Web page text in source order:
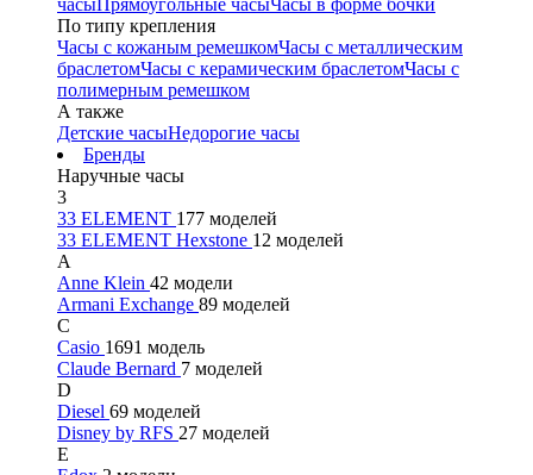
часыПрямоугольные часыЧасы в форме бочки
По типу крепления
Часы с кожаным ремешкомЧасы с металлическим
браслетомЧасы с керамическим браслетомЧасы с
полимерным ремешком
А также
Детские часыНедорогие часы
Бренды
Наручные часы
3
33 ELEMENT 177 моделей
33 ELEMENT Hexstone 12 моделей
A
Anne Klein 42 модели
Armani Exchange 89 моделей
C
Casio 1691 модель
Claude Bernard 7 моделей
D
Diesel 69 моделей
Disney by RFS 27 моделей
E